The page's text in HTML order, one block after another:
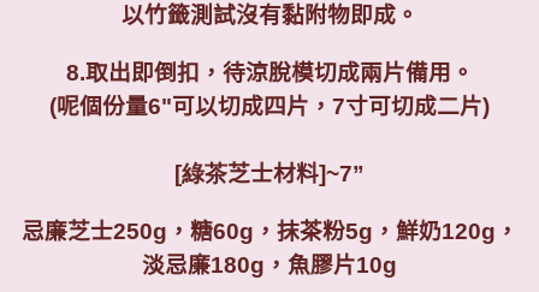
以竹籤測試沒有黏附物即成。
8.取出即倒扣，待涼脫模切成兩片備用。
(呢個份量6"可以切成四片， 7寸可切成二片)
[綠茶芝士材料]~7”
忌廉芝士250g ，糖60g ，抹茶粉5g ，鮮奶120g ，
淡忌廉180g ，魚膠片10g